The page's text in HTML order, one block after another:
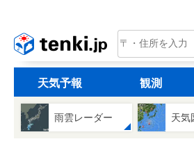
tenki.jp
天気予報 観測
雨雲レーダー 天気